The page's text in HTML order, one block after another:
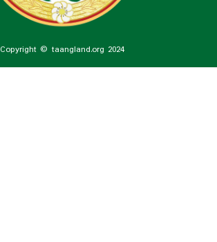
Copyright © taangland.org 2024